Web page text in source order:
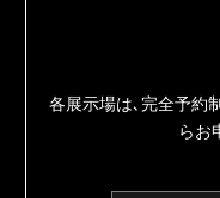
各展示場は､完全予約
らお